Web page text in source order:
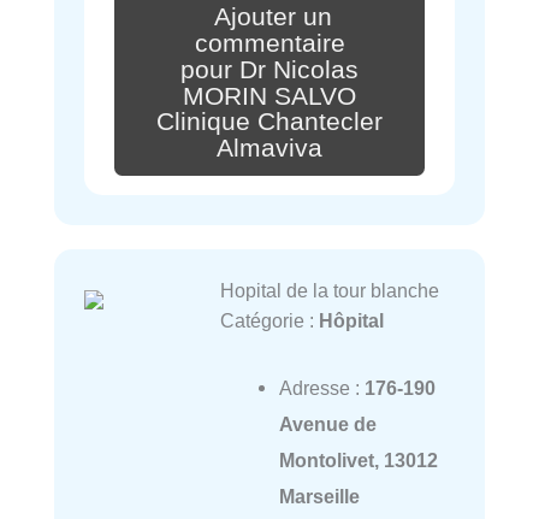
Ajouter un
commentaire
pour Dr Nicolas
MORIN SALVO
Clinique Chantecler
Almaviva
Hopital de la tour blanche
Catégorie : Hôpital
Adresse : 176-190
Avenue de
Montolivet, 13012
Marseille